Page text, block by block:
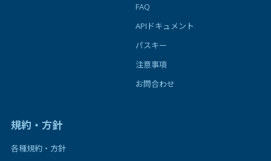
FAQ
APIドキュメント
パスキー
注意事項
お問合わせ
規約・方針
各種規約・方針